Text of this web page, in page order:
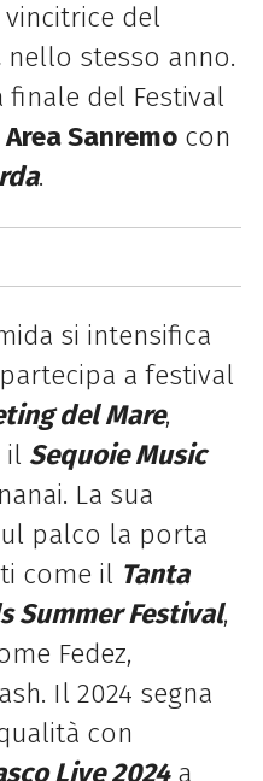
del
nello stesso anno.
finale del Festival
Area Sanremocon
.
si intensifica
a festival
del Mare,
il Sequoie Music
La sua
palco la porta
come il Tanta
Summer Festival,
Fedez,
Il 2024 segna
con
Live 2024a